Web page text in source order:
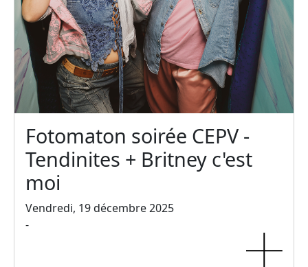
Fotomaton soirée CEPV -
Tendinites + Britney c'est
moi
Vendredi, 19 décembre 2025
-